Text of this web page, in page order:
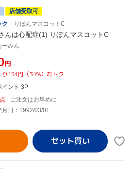
店舗受取可
ク
りぼんマスコットC
んは心配症(1) りぼんマスコットC
ーみん
円
り154円（31%）おトク
イント 3P
ご注文はお早めに
月日：1992/03/01